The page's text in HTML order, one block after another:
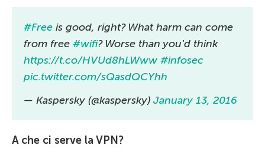
#Free is good, right? What harm can come
from free #wifi? Worse than you'd think
https://t.co/HVUd8hLWww #infosec
pic.twitter.com/sQasdQCYhh
— Kaspersky (@kaspersky) January 13, 2016
A che ci serve la VPN?